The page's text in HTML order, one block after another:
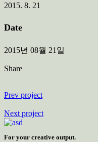
2015. 8. 21
Date
2015년 08월 21일
Share
Prev project
Next project
For your creative output.